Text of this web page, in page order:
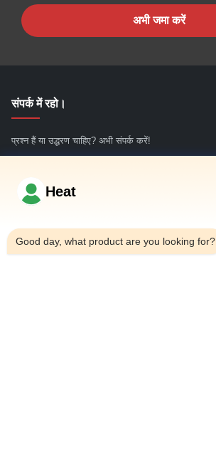
अभी जमा करें
संपर्क में रहो।
प्रश्न हैं या उद्धरण चाहिए? अभी संपर्क करें!
Heat
Good day, what product are you looking for?